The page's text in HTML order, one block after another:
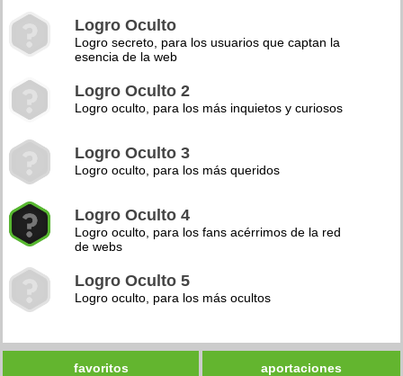
Logro Oculto
Logro secreto, para los usuarios que captan la
esencia de la web
Logro Oculto 2
Logro oculto, para los más inquietos y curiosos
Logro Oculto 3
Logro oculto, para los más queridos
Logro Oculto 4
Logro oculto, para los fans acérrimos de la red
de webs
Logro Oculto 5
Logro oculto, para los más ocultos
favoritos aportaciones